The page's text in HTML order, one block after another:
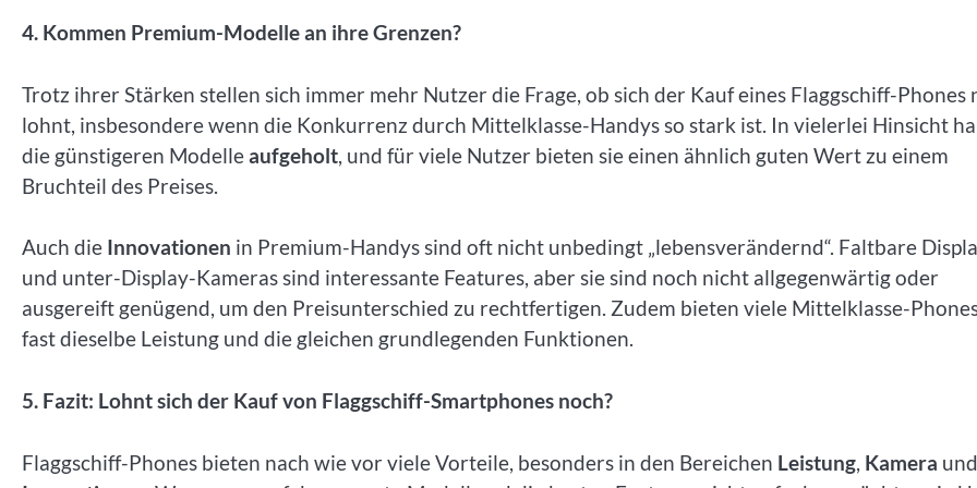
4. Kommen Premium-Modelle an ihre Grenzen?
Trotz ihrer Stärken stellen sich immer mehr Nutzer die Frage, ob sich der Kauf eines Flaggschiff-Phones
lohnt, insbesondere wenn die Konkurrenz durch Mittelklasse-Handys so stark ist. In vielerlei Hinsicht
die günstigeren Modelleaufgeholt, und für viele Nutzer bieten sie einen ähnlich guten Wert zu einem
Bruchteil des Preises.
Auch die Innovationen in Premium-Handys sind oft nicht unbedingt „lebensverändernd“. Faltbare
und unter-Display-Kameras sind interessante Features, aber sie sind noch nicht allgegenwärtig oder
ausgereift genügend, um den Preisunterschied zu rechtfertigen. Zudem bieten viele Mittelklasse-
fast dieselbe Leistung und die gleichen grundlegenden Funktionen.
5. Fazit: Lohnt sich der Kauf von Flaggschiff-Smartphones noch?
Flaggschiff-Phones bieten nach wie vor viele Vorteile, besonders in den Bereichen Leistung Kamera und